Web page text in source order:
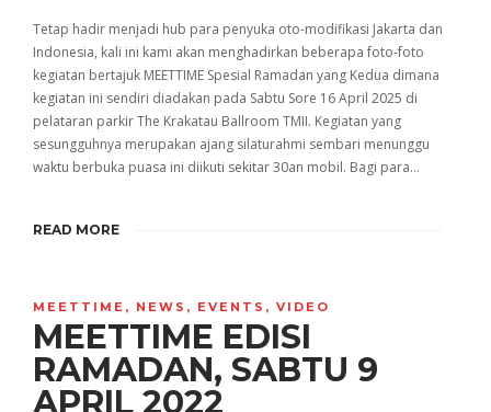
Tetap hadir menjadi hub para penyuka oto-modifikasi Jakarta dan
Indonesia, kali ini kami akan menghadirkan beberapa foto-foto
kegiatan bertajuk MEETTIME Spesial Ramadan yang Kedua dimana
kegiatan ini sendiri diadakan pada Sabtu Sore 16 April 2025 di
pelataran parkir The Krakatau Ballroom TMII. Kegiatan yang
sesungguhnya merupakan ajang silaturahmi sembari menunggu
waktu berbuka puasa ini diikuti sekitar 30an mobil. Bagi para…
READ MORE
MEETTIME , NEWS , EVENTS , VIDEO
MEETTIME EDISI
RAMADAN, SABTU 9
APRIL 2022